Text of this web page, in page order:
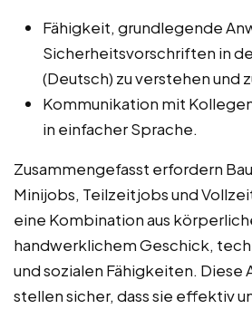
Fähigkeit, grundlegende
Sicherheitsvorschriften in
(Deutsch) zu verstehen und
Kommunikation mit
in einfacher Sprache.
Zusammengefasst erfordern
Minijobs, Teilzeitjobs und
eine Kombination aus
handwerklichem Geschick,
und sozialen Fähigkeiten. Diese
stellen sicher, dass sie effektiv